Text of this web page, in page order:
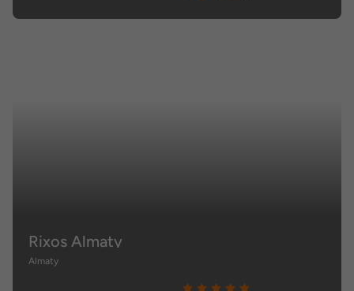
Rixos Almaty
Almaty